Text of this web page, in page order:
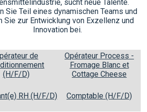
sucht neue Talente.
Sie Teil eines dynamischen Teams und
Sie zur Entwicklung von Exzellenz und
Innovation bei.
de
(H/F/D)
Opérateur Process -
Fromage Blanc et
Cottage Cheese
RH (H/F/D) Comptable (H/F/D)
30% Fett